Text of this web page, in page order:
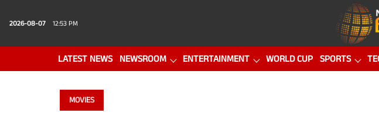
2026-08-07 12:53 PM
LATEST NEWS NEWSROOM ENTERTAINMENT WORLD CUP SPORTS
MOVIES